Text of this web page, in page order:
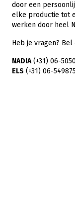
door een
elke productie tot
werken door heel
Heb je vragen?
NADIA(+31) 06-
ELS (+31) 06-